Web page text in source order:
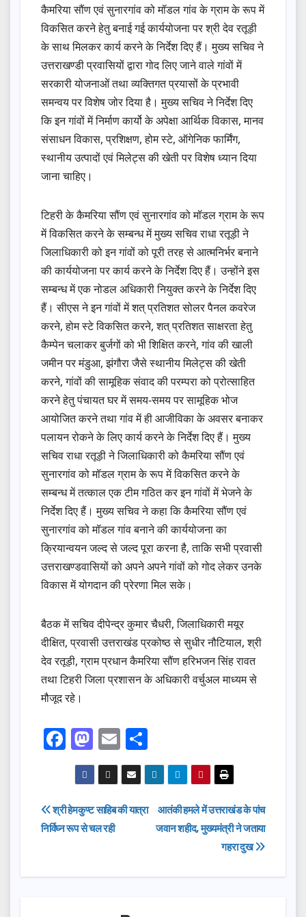
कैमरिया सौंण एवं सुनारगांव को मॉडल गांव के ग्राम के रूप में
विकसित करने हेतु बनाई गई कार्ययोजना पर श्री देव रतूड़ी
के साथ मिलकर कार्य करने के निर्देश दिए हैं। मुख्य सचिव ने
उत्तराखण्डी प्रवासियों द्वारा गोद लिए जाने वाले गांवों में
सरकारी योजनाओं तथा व्यक्तिगत प्रयासों के प्रभावी
समन्वय पर विशेष जोर दिया है। मुख्य सचिव ने निर्देश दिए
कि इन गांवों में निर्माण कार्यो के अपेक्षा आर्थिक विकास, मानव
संसाधन विकास, प्रशिक्षण, होम स्टे, ऑगेनिक फार्मिंग,
स्थानीय उत्पादों एवं मिलेट्स की खेती पर विशेष ध्यान दिया
जाना चाहिए।
टिहरी के कैमरिया सौंण एवं सुनारगांव को मॉडल ग्राम के रूप
में विकसित करने के सम्बन्ध में मुख्य सचिव राधा रतूड़ी ने
जिलाधिकारी को इन गांवों को पूरी तरह से आत्मनिर्भर बनाने
की कार्ययोजना पर कार्य करने के निर्देश दिए हैं। उन्होंने इस
सम्बन्ध में एक नोडल अधिकारी नियुक्त करने के निर्देश दिए
हैं। सीएस ने इन गांवों में शत् प्रतिशत सोलर पैनल कवरेज
करने, होम स्टे विकसित करने, शत् प्रतिशत साक्षरता हेतु
कैम्पेन चलाकर बुर्जगों को भी शिक्षित करने, गांव की खाली
जमीन पर मंडुआ, झंगौरा जैसे स्थानीय मिलेट्स की खेती
करने, गांवों की सामूहिक संवाद की परम्परा को प्रोत्साहित
करने हेतु पंचायत घर में समय-समय पर सामूहिक भोज
आयोजित करने तथा गांव में ही आजीविका के अवसर बनाकर
पलायन रोकने के लिए कार्य करने के निर्देश दिए हैं। मुख्य
सचिव राधा रतूड़ी ने जिलाधिकारी को कैमरिया सौंण एवं
सुनारगांव को मॉडल ग्राम के रूप में विकसित करने के
सम्बन्ध में तत्काल एक टीम गठित कर इन गांवों में भेजने के
निर्देश दिए हैं। मुख्य सचिव ने कहा कि कैमरिया सौंण एवं
सुनारगांव को मॉडल गांव बनाने की कार्ययोजना का
क्रियान्वयन जल्द से जल्द पूरा करना है, ताकि सभी प्रवासी
उत्तराखण्डवासियों को अपने अपने गांवों को गोद लेकर उनके
विकास में योगदान की प्रेरणा मिल सके।
बैठक में सचिव दीपेन्द्र कुमार चैधरी, जिलाधिकारी मयूर
दीक्षित, प्रवासी उत्तराखंड प्रकोष्ठ से सुधीर नौटियाल, श्री
देव रतूड़ी, ग्राम प्रधान कैमरिया सौंण हरिभजन सिंह रावत
तथा टिहरी जिला प्रशासन के अधिकारी वर्चुअल माध्यम से
मौजूद रहे।
F
a
c
e
b
o
M
a
st
o
d
n
E
m
ail
h
ar
e
Post
navigation
आतंकी हमले में उत्तराखंड के पांच
जवान शहीद, मुख्यमंत्री ने जताया
गहरा दुख
श्री हेमकुण्ट साहिब की यात्रा
निर्विघ्न रूप से चल रही